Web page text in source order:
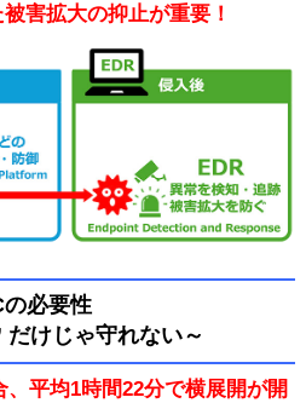
害拡大の抑止が重要！
の必要性
だけじゃ守れない～
平均1時間22分で横展開が開